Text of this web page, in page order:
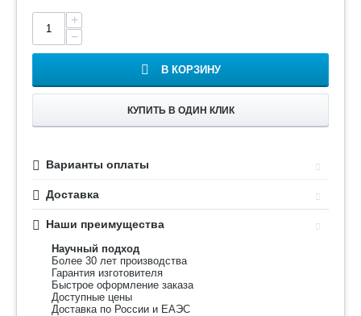
+
−
В КОРЗИНУ
КУПИТЬ В ОДИН КЛИК
Варианты оплаты
Доставка
Наши преимущества
Научный подход
Более 30 лет производства
Гарантия изготовителя
Быстрое оформление заказа
Доступные цены
Доставка по России и ЕАЭС